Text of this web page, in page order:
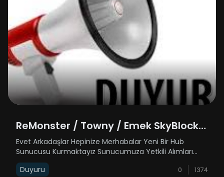
ReMonster / Towny / Emek SkyBlock /
Yetkili Alımı
Evet Arkadaşlar Hepinize Merhabalar Yeni Bir Hub
Sunucusu Kurmaktayız Sunucumuza Yetkili Alımları
Olacaktır / Towny - Emek SkyBlock / Sunucularımıza
Rehber Ve Moderatör Alımları Olacaktır Discord
Duyuru 0 1374